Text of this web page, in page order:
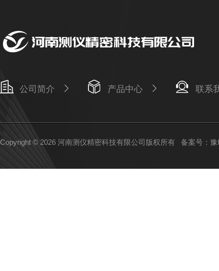
公司简介 产品中心 联系
Copyright © 2026 河南测仪精密科技有限公司版权所有 备案号：